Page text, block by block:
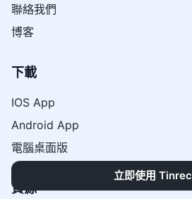
聯絡我們
博客
下載
IOS App
Android App
電腦桌面版
資源
立即使用 Tinrec